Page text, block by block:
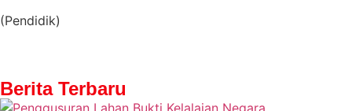
(Pendidik)
Berita Terbaru